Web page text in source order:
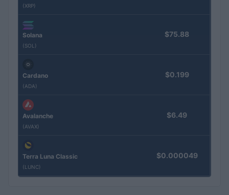
(XRP)
Solana
(SOL)
$75.88
Cardano
(ADA)
$0.199
Avalanche
(AVAX)
$6.49
Terra Luna Classic
(LUNC)
$0.000049